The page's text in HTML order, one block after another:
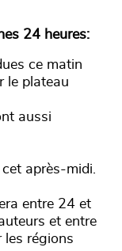
24 heures:
ce matin
le plateau
aussi
cet après-midi.
entre 24 et
et entre
les régions